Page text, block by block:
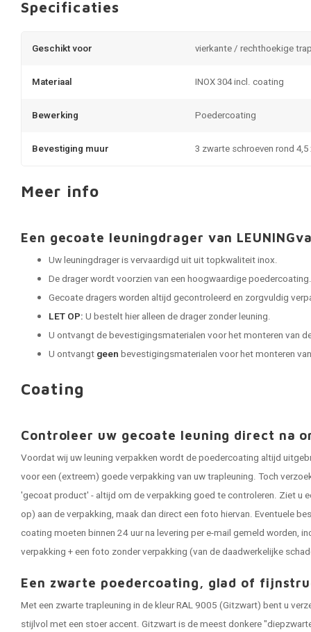
Specificaties
Geschikt voor vierkante / rechthoekige
Materiaal INOX 304 incl. coating
Bewerking Poedercoating
Bevestiging muur 3 zwarte schroeven rond
Meer info
Een gecoate leuningdrager van
Uw leuningdrager is vervaardigd uit uit topkwaliteit inox.
De drager wordt voorzien van een hoogwaardige poedercoating.
Gecoate dragers worden altijd gecontroleerd en zorgvuldig
LET OP: U bestelt hier alleen de drager zonder leuning.
U ontvangt de bevestigingsmaterialen voor het monteren van
U ontvangt geen bevestigingsmaterialen voor het monteren
Coating
Controleer uw gecoate leuning direct na
Voordat wij uw leuning verpakken wordt de poedercoating altijd
voor een (extreem) goede verpakking van uw trapleuning. Toch
'gecoat product' - altijd om de verpakking goed te controleren. Ziet u
op) aan de verpakking, maak dan direct een foto hiervan. Eventuele
coating moeten binnen 24 uur na levering per e-mail gemeld worden,
verpakking + een foto zonder verpakking (van de daadwerkelijke
Een zwarte poedercoating, glad of
Met een zwarte trapleuning in de kleur RAL 9005 (Gitzwart) bent u
stijlvol met een stoer accent. Gitzwart is de meest donkere